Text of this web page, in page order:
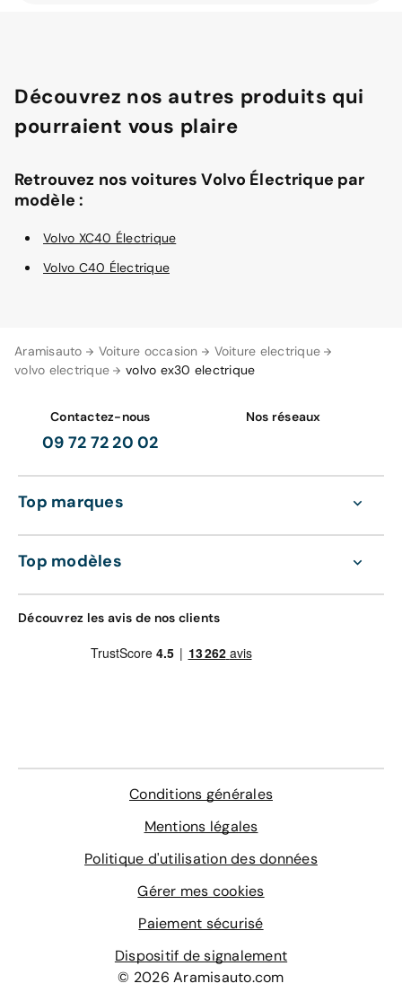
Aramisauto Voiture occasion
Voiture electrique
volvo electrique
volvo ex30 electrique
Découvrez nos autres produits qui
pourraient vous plaire
Retrouvez nos voitures Volvo Électrique par
modèle :
Volvo XC40 Électrique
Volvo C40 Électrique
Contactez-nous
09 72 72 20 02
Nos réseaux
Top marques
Top modèles
Découvrez les avis de nos clients
Conditions générales
Mentions légales
Politique d'utilisation des données
Gérer mes cookies
Paiement sécurisé
Dispositif de signalement
© 2026 Aramisauto.com